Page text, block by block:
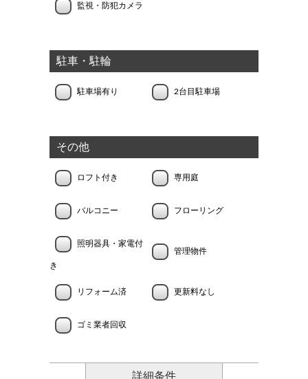
監視・防犯カメラ
駐車・駐輪
駐車場有り 2台目駐車場
その他
ロフト付き 専用庭
バルコニー フローリング
照明器具・家電付
き
管理物件
リフォーム済 更新料なし
ゴミ業者回収